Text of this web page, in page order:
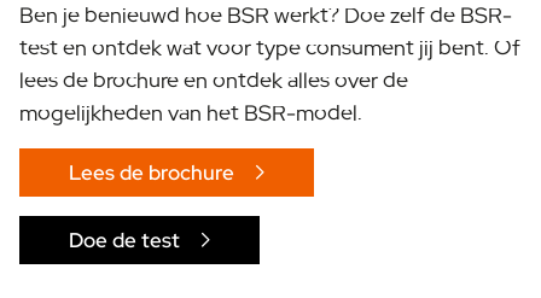
Ben je benieuwd hoe BSR werkt? Doe zelf de BSR-
test en ontdek wat voor type consument jij bent. Of
lees de brochure en ontdek alles over de
mogelijkheden van het BSR-model.
Lees de brochure
Doe de test